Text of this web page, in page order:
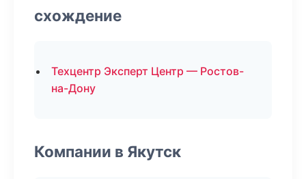
схождение
Техцентр Эксперт Центр — Ростов-
на-Дону
Компании в Якутск